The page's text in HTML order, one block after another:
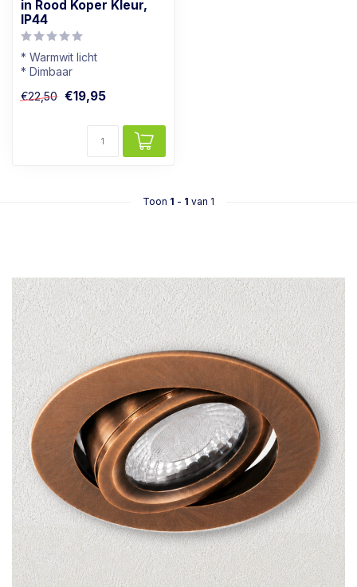
in Rood Koper Kleur,
IP44
* Warmwit licht
* Dimbaar
* In rood koper kleur
€22,50 €19,95
Toon 1 - 1 van 1